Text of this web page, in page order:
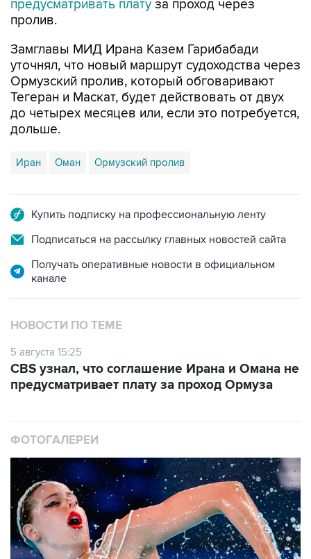
Замглавы МИД Ирана Казем Гарибабади
Ормузский пролив, который обговаривают
Тегеран и Маскат, будет действовать от двух
до четырех месяцев или, если это потребуется,
дольше.
Иран Оман
Подписаться на рассылку главных новостей сайта
Получать оперативные новости в официальном
НОВОСТИ ПО ТЕМЕ
5 августа 15:25
предусматривает плату за проход Ормуза